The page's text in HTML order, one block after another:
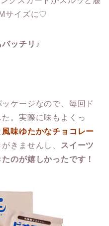
サイズに♡
ッチリ ♪
ケージなので、毎回ド
。実際に味もよくっ
風味ゆたかなチョコレー
きませんし、
スイーツ
のが嬉しかったです！